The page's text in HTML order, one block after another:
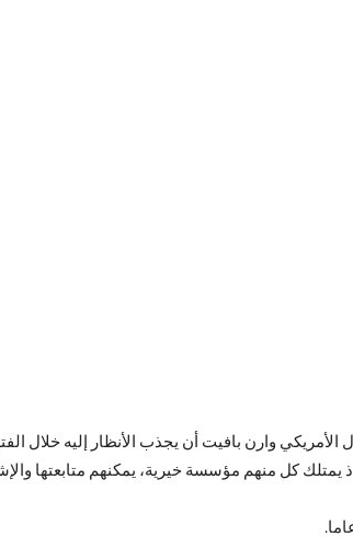
إذ يمتلك كل منهم مؤسسة خيرية، يمكنهم متابعتها